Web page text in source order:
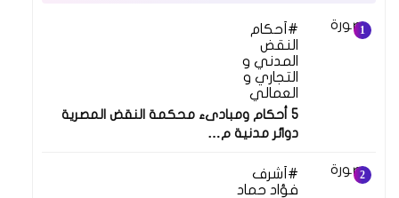
أحكام
النقض
المدني و
التجاري و
العمالي
5 أحكام ومبادىء محكمة النقض المصرية
دوائر مدنية م…
أشرف
فؤاد حماد